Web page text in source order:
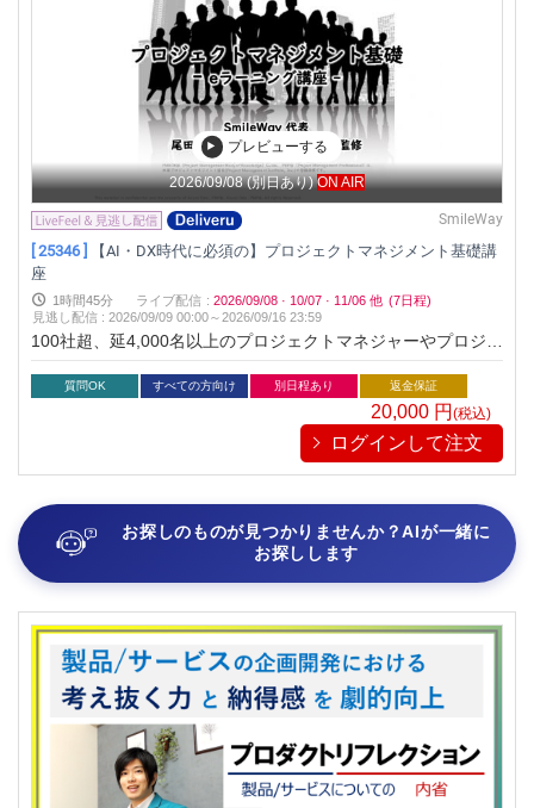
プレビューする
2026/09/08 (別日あり) ON AIR
SmileWay
[ 25346 ]
【AI・DX時代に必須の】プロジェクトマネジメント基礎講
座
1時間45分 ライブ配信 : 2026/09/08 · 10/07 · 11/06 他 (7日程)
見逃し配信 :2026/09/09 00:00～2026/09/16 23:59
100社超、延4,000名以上のプロジェクトマネジャーやプロジェ
クトメンバーに "リアルな現場のプロジェクトマネジメント教
育" を行った現役米国PMI認定PMP®︎ホルダーの人気講師が、
「知る」だけでなく「出来る」状態まで導くことに拘って開
発・監修した大好評のオンライン講座です。
質問OK すべての方向け 別日程あり 返金保証
20,000 円(税込)
ログインして注文
お探しのものが見つかりませんか？AIが一緒に
お探しします